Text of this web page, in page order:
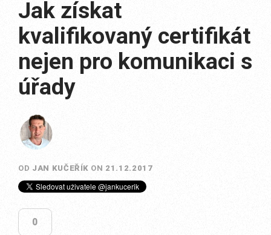
Jak získat
kvalifikovaný certifikát
nejen pro komunikaci s
úřady
OD JAN KUČEŘÍK ON 21.12.2017
0